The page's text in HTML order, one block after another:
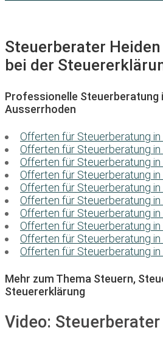
Steuerberater
bei der
Professionelle Steuerberatung
Ausserrhoden
Offerten für Steuerberatung in
Offerten für Steuerberatung in
Offerten für Steuerberatung in
Offerten für Steuerberatung in
Offerten für Steuerberatung in
Offerten für Steuerberatung
Offerten für Steuerberatung in
Offerten für Steuerberatung
Offerten für Steuerberatung in
Offerten für Steuerberatung in
Mehr zum Thema Steuern,
Steuererklärung
Video: